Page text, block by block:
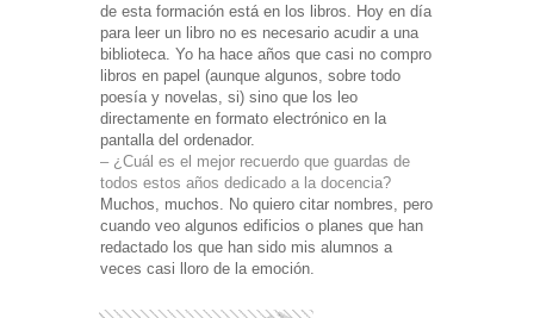
de esta formación está en los libros. Hoy en día
para leer un libro no es necesario acudir a una
biblioteca. Yo ha hace años que casi no compro
libros en papel (aunque algunos, sobre todo
poesía y novelas, si) sino que los leo
directamente en formato electrónico en la
pantalla del ordenador.
– ¿Cuál es el mejor recuerdo que guardas de
todos estos años dedicado a la docencia?
Muchos, muchos. No quiero citar nombres, pero
cuando veo algunos edificios o planes que han
redactado los que han sido mis alumnos a
veces casi lloro de la emoción.